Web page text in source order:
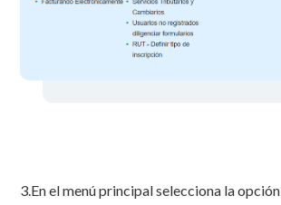
3.En el menú principal selecciona la opción